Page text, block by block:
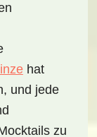
hat
und jede
zu